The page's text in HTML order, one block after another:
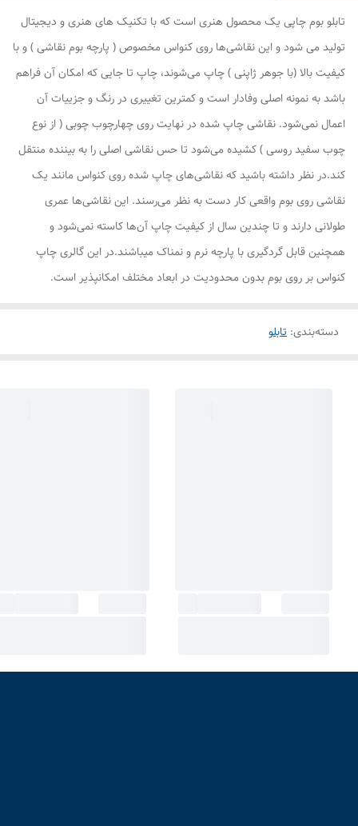
تابلو بوم چاپی یک محصول هنری است که با تکنیک های هنری و دیجیتال
تولید می شود و این نقاشی‌ها روی کنواس مخصوص ( پارچه بوم نقاشی ) و با
کیفیت بالا (با جوهر ژاپنی ) چاپ می‌شوند، چاپ تا جایی که امکان آن فراهم
باشد به نمونه اصلی وفادار است و کمترین تغییری در رنگ و جزییات آن
اعمال نمی‌شود. نقاشی چاپ شده در نهایت روی چهارچوب چوبی ( از نوع
چوب سفید روسی ) کشیده می‌شود تا حس نقاشی اصلی را به بیننده منتقل
کند.در نظر داشته باشید که نقاشی‌های چاپ شده روی کنواس مانند یک
نقاشی روی بوم واقعی کار دست به نظر می‌رسند. این نقاشی‌ها عمری
طولانی دارند و تا چندین سال از کیفیت چاپ آن‌ها کاسته نمی‌شود و
همچنین قابل گردگیری با پارچه نرم و نمناک میباشند.در این گالری چاپ
کنواس بر روی بوم بدون محدودیت در ابعاد مختلف امکانپذیر است.
دسته‌بندی: تابلو